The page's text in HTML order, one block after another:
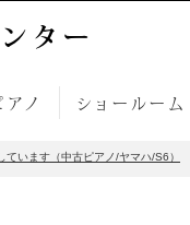
ター
ノ ショールーム
います（中古ピアノ/ヤマハ/S6）